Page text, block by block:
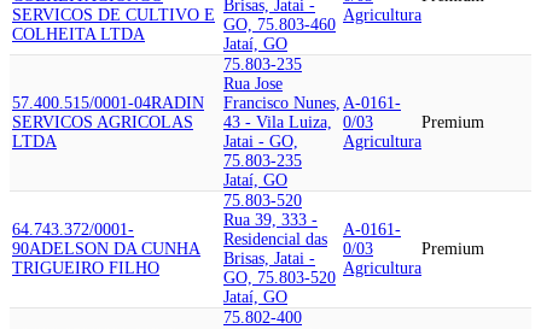
SERVICOS DE CULTIVO E
COLHEITA LTDA
Brisas, Jatai -
GO, 75.803-460
Jataí, GO
Agricultura
57.400.515/0001-04RADIN
SERVICOS AGRICOLAS
LTDA
75.803-235
Rua Jose
Francisco Nunes,
43 - Vila Luiza,
Jatai - GO,
75.803-235
Jataí, GO
A-0161-
0/03
Agricultura
Premium
64.743.372/0001-
90ADELSON DA CUNHA
TRIGUEIRO FILHO
75.803-520
Rua 39, 333 -
Residencial das
Brisas, Jatai -
GO, 75.803-520
Jataí, GO
A-0161-
0/03
Agricultura
Premium
75.802-400